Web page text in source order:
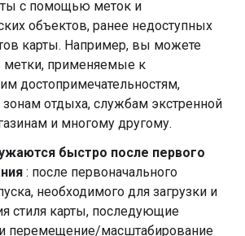
с помощью меток и
объектов, ранее недоступных
карты. Например, вы можете
метки, применяемые к
достопримечательностям,
зонам отдыха, службам экстренной
и многому другому.
быстро после первого
: после первоначального
необходимого для загрузки и
стиля карты, последующие
перемещение/масштабирование